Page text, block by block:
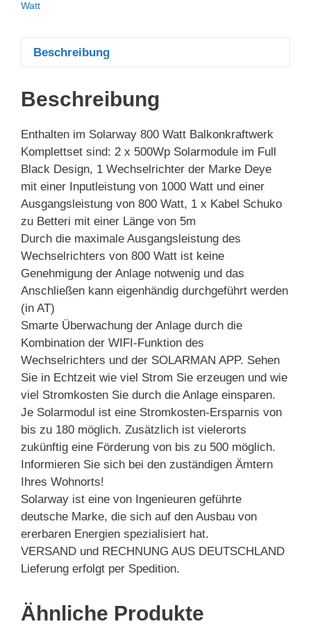
Watt
Beschreibung
Beschreibung
Enthalten im Solarway 800 Watt Balkonkraftwerk
Komplettset sind: 2 x 500Wp Solarmodule im Full
Black Design, 1 Wechselrichter der Marke Deye
mit einer Inputleistung von 1000 Watt und einer
Ausgangsleistung von 800 Watt, 1 x Kabel Schuko
zu Betteri mit einer Länge von 5m
Durch die maximale Ausgangsleistung des
Wechselrichters von 800 Watt ist keine
Genehmigung der Anlage notwenig und das
Anschließen kann eigenhändig durchgeführt werden
(in AT)
Smarte Überwachung der Anlage durch die
Kombination der WIFI-Funktion des
Wechselrichters und der SOLARMAN APP. Sehen
Sie in Echtzeit wie viel Strom Sie erzeugen und wie
viel Stromkosten Sie durch die Anlage einsparen.
Je Solarmodul ist eine Stromkosten-Ersparnis von
bis zu 180 möglich. Zusätzlich ist vielerorts
zukünftig eine Förderung von bis zu 500 möglich.
Informieren Sie sich bei den zuständigen Ämtern
Ihres Wohnorts!
Solarway ist eine von Ingenieuren geführte
deutsche Marke, die sich auf den Ausbau von
ererbaren Energien spezialisiert hat.
VERSAND und RECHNUNG AUS DEUTSCHLAND
Lieferung erfolgt per Spedition.
Ähnliche Produkte